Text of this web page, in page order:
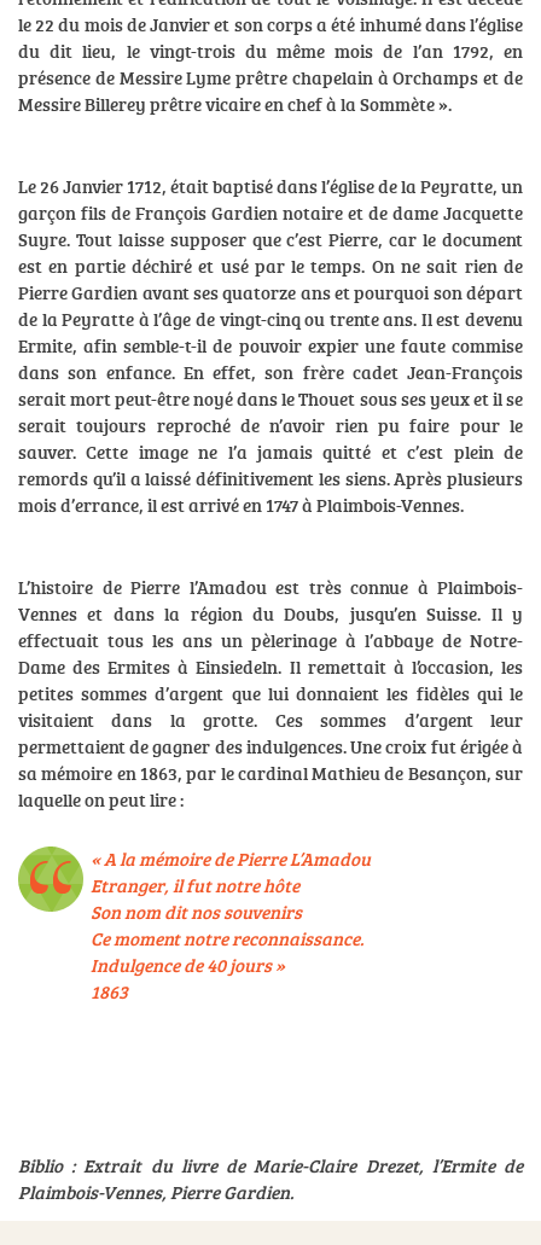
le 22 du mois de Janvier et son corps a été inhumé dans l’église
du dit lieu, le vingt-trois du même mois de l’an 1792, en
présence de Messire Lyme prêtre chapelain à Orchamps et de
Messire Billerey prêtre vicaire en chef à la Sommète ».
Le 26 Janvier 1712, était baptisé dans l’église de la Peyratte, un
garçon fils de François Gardien notaire et de dame Jacquette
Suyre. Tout laisse supposer que c’est Pierre, car le document
est en partie déchiré et usé par le temps. On ne sait rien de
Pierre Gardien avant ses quatorze ans et pourquoi son départ
de la Peyratte à l’âge de vingt-cinq ou trente ans. Il est devenu
Ermite, afin semble-t-il de pouvoir expier une faute commise
dans son enfance. En effet, son frère cadet Jean-François
serait mort peut-être noyé dans le Thouet sous ses yeux et il se
serait toujours reproché de n’avoir rien pu faire pour le
sauver. Cette image ne l’a jamais quitté et c’est plein de
remords qu’il a laissé définitivement les siens. Après plusieurs
mois d’errance, il est arrivé en 1747 à Plaimbois-Vennes.
L’histoire de Pierre l’Amadou est très connue à Plaimbois-
Vennes et dans la région du Doubs, jusqu’en Suisse. Il y
effectuait tous les ans un pèlerinage à l’abbaye de Notre-
Dame des Ermites à Einsiedeln. Il remettait à l’occasion, les
petites sommes d’argent que lui donnaient les fidèles qui le
visitaient dans la grotte. Ces sommes d’argent leur
permettaient de gagner des indulgences. Une croix fut érigée à
sa mémoire en 1863, par le cardinal Mathieu de Besançon, sur
laquelle on peut lire :
« A la mémoire de Pierre L’Amadou
Etranger, il fut notre hôte
Son nom dit nos souvenirs
Ce moment notre reconnaissance.
Indulgence de 40 jours »
1863
Biblio : Extrait du livre de Marie-Claire Drezet, l’Ermite de
Plaimbois-Vennes, Pierre Gardien.